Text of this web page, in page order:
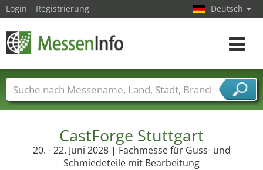
CastForge Stuttgart
20. - 22. Juni 2028 | Fachmesse für Guss- und
Schmiedeteile mit Bearbeitung
Login Registrierung Deutsch
Toggle
Messenamen Länder Städte
Branchen